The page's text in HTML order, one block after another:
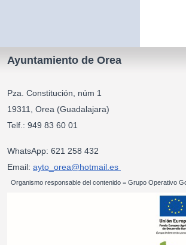
Ayuntamiento de Orea
Pza. Constitución, núm 1
19311, Orea (Guadalajara)
Telf.: 949 83
WhatsApp: 621 258 432
Email: ayto_orea@hotmail.es
Organismo responsable del contenido = Grupo Operativo